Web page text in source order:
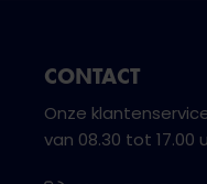
CONTACT
Onze
van 08.30 tot 17.00